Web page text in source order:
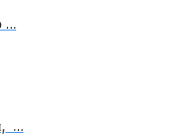
…
…